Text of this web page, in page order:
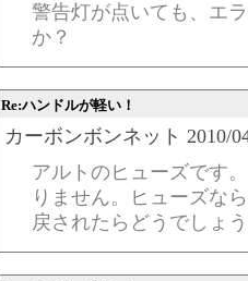
警告灯が点いても、エ
か？
Re:ハンドルが軽い！
カーボンボンネット 2010/
アルトのヒューズです
りません。ヒューズな
戻されたらどうでしょ